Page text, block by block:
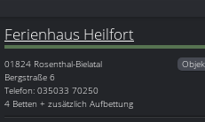
Ferienhaus Heilfort
01824 Rosenthal-Bielatal
Bergstraße 6
Telefon: 035033 70250
4 Betten + zusätzlich Aufbettung